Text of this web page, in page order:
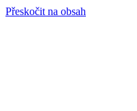
Přeskočit na obsah